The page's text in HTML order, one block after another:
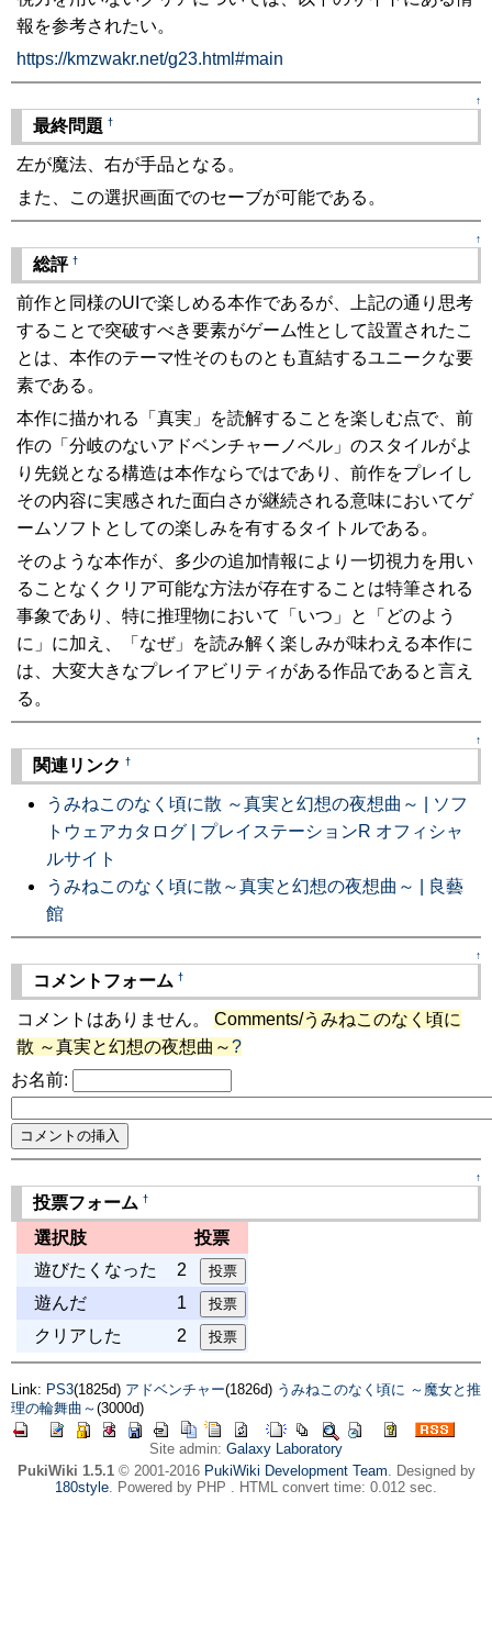
報を参考されたい。
https://kmzwakr.net/g23.html#main
↑
最終問題 †
左が魔法、右が手品となる。
また、この選択画面でのセーブが可能である。
↑
総評 †
前作と同様のUIで楽しめる本作であるが、上記の通り思考
することで突破すべき要素がゲーム性として設置されたこ
とは、本作のテーマ性そのものとも直結するユニークな要
素である。
本作に描かれる「真実」を読解することを楽しむ点で、前
作の「分岐のないアドベンチャーノベル」のスタイルがよ
り先鋭となる構造は本作ならではであり、前作をプレイし
その内容に実感された面白さが継続される意味においてゲ
ームソフトとしての楽しみを有するタイトルである。
そのような本作が、多少の追加情報により一切視力を用い
ることなくクリア可能な方法が存在することは特筆される
事象であり、特に推理物において「いつ」と「どのよう
に」に加え、「なぜ」を読み解く楽しみが味わえる本作に
は、大変大きなプレイアビリティがある作品であると言え
る。
↑
関連リンク †
うみねこのなく頃に散 ～真実と幻想の夜想曲～ | ソフ
トウェアカタログ | プレイステーションR オフィシャ
ルサイト
うみねこのなく頃に散～真実と幻想の夜想曲～ | 良藝
館
↑
コメントフォーム †
コメントはありません。 Comments/うみねこのなく頃に
散 ～真実と幻想の夜想曲～?
お名前:
↑
投票フォーム †
選択肢
投票
遊びたくなった
2
遊んだ
1
クリアした
2
Link: PS3(1825d) アドベンチャー(1826d) うみねこのなく頃に ～魔女と推
理の輪舞曲～(3000d)
Site admin: Galaxy Laboratory
PukiWiki 1.5.1© 2001-2016 PukiWiki Development Team. Designed by
180style. Powered by PHP . HTML convert time: 0.012 sec.